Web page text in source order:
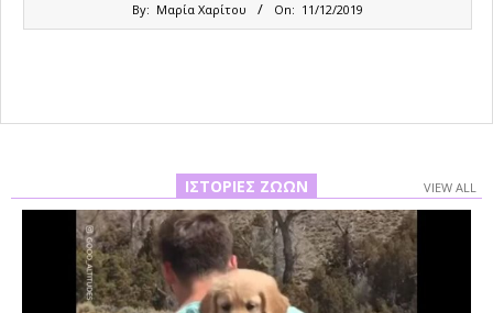
By: Μαρία Χαρίτου On: 11/12/2019
ΙΣΤΟΡΊΕΣ ΖΏΩΝ VIEW ALL